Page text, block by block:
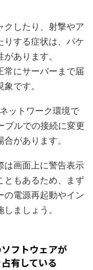
クしたり、射撃やア
りする症状は、パケ
あります。
常にサーバーまで届
です。
ットワーク環境で
ブルでの接続に変更
があります。
は画面上に警告表示
ともあるため、まず
の電源再起動やイン
ましょう。
フトウェアが
有している